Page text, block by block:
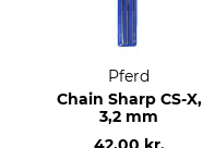
Pferd
Chain Sharp CS-X,
3,2 mm